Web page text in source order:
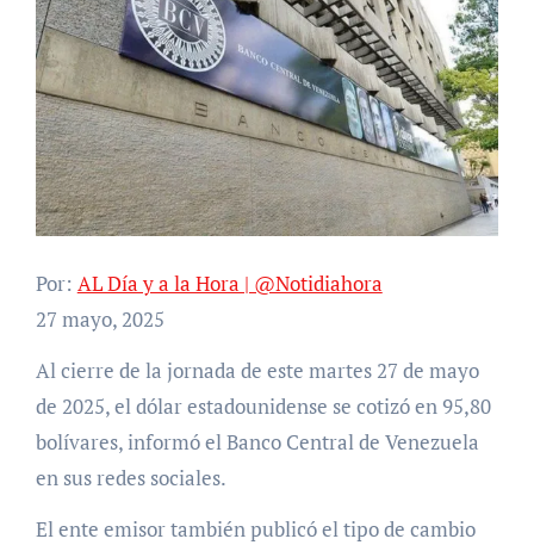
Por: AL Día y a la Hora | @Notidiahora
27 mayo, 2025
Al cierre de la jornada de este martes 27 de mayo
de 2025, el dólar estadounidense se cotizó en 95,80
bolívares, informó el Banco Central de Venezuela
en sus redes sociales.
El ente emisor también publicó el tipo de cambio